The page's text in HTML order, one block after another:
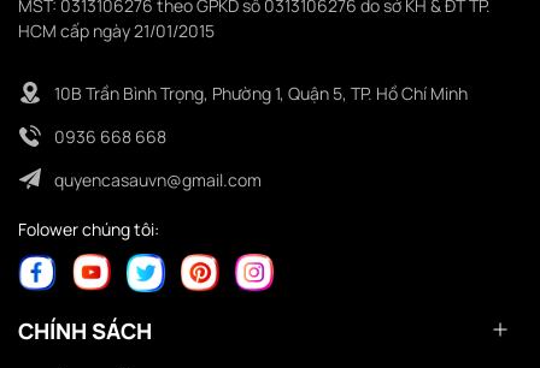
MST: 0313106276 theo GPKD số 0313106276 do sở KH & ĐT TP.
HCM cấp ngày 21/01/2015
10B Trần Bình Trọng, Phường 1, Quận 5, TP. Hồ Chí Minh
0936 668 668
quyencasauvn@gmail.com
Folower chúng tôi:
CHÍNH SÁCH